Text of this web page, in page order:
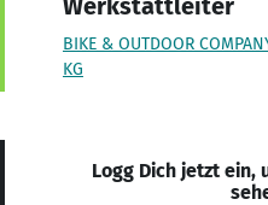
BIKE & OUTDOOR
KG
Logg Dich jetzt ein,